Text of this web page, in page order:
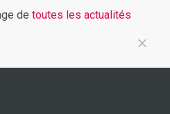
de toutes les actualités